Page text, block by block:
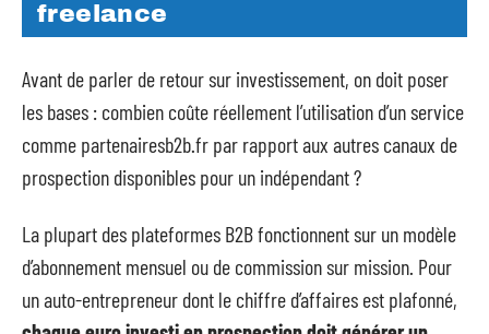
freelance
Avant de parler de retour sur investissement, on doit poser
les bases : combien coûte réellement l’utilisation d’un service
comme partenairesb2b.fr par rapport aux autres canaux de
prospection disponibles pour un indépendant ?
La plupart des plateformes B2B fonctionnent sur un modèle
d’abonnement mensuel ou de commission sur mission. Pour
un auto-entrepreneur dont le chiffre d’affaires est plafonné,